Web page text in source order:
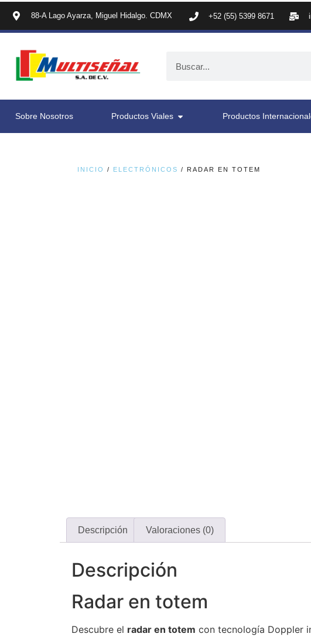
88-A Lago Ayarza, Miguel Hidalgo. CDMX +52 (55) 5399 8671
Sobre Nosotros Productos Viales Productos
INICIO / ELECTRÓNICOS / RADAR EN TOTEM
Descripción Valoraciones (0)
Descripción
Radar en totem
Descubre el radar en totem con tecnología Doppler